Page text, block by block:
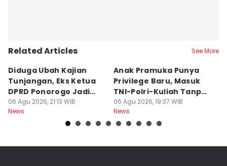
Related Articles See More
Diduga Ubah Kajian
Tunjangan, Eks Ketua
DPRD Ponorogo Jadi
Tersangka
06 Agu 2026, 21:13 WIB
News
Anak Pramuka Punya
Privilege Baru, Masuk
TNI-Polri-Kuliah Tanpa
Tes
06 Agu 2026, 19:37 WIB
News